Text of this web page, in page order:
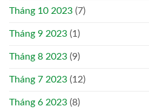
Tháng 10 2023 (7)
Tháng 9 2023 (1)
Tháng 8 2023 (9)
Tháng 7 2023 (12)
Tháng 6 2023 (8)